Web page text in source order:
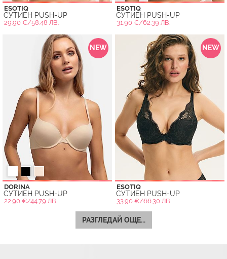
ESOTIQ
СУТИЕН PUSH-UP
29.90 €/58.48 ЛВ.
ESOTIQ
СУТИЕН PUSH-UP
31.90 €/62.39 ЛВ.
NEW
DORINA
СУТИЕН PUSH-UP
22.90 €/44.79 ЛВ.
NEW
ESOTIQ
СУТИЕН PUSH-UP
33.90 €/66.30 ЛВ.
РАЗГЛЕДАЙ ОЩЕ...